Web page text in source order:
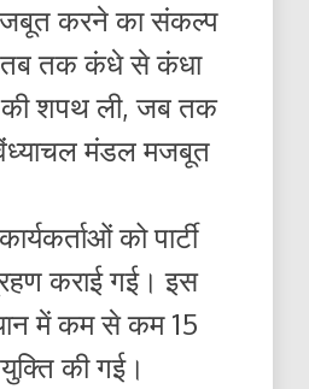
करने का संकल्प
तब तक कंधे से कंधा
शपथ ली, जब तक
मंडल मजबूत
को पार्टी
कराई गई। इस
में कम से कम 15
की गई।